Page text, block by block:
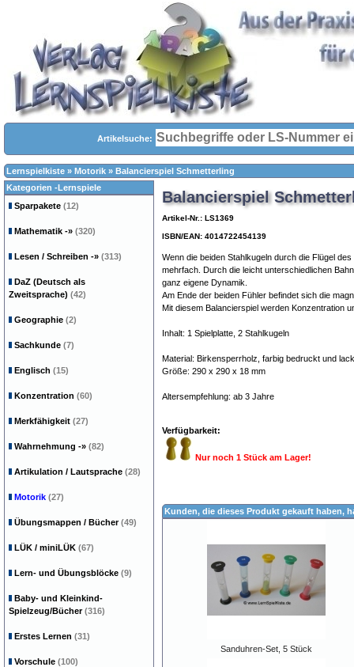
Artikelsuche:
Lernspielkiste » Motorik » Balancierspiel Schmetterling
Balancierspiel
Artikel-Nr.: LS1369
ISBN/EAN: 4014722454139
Wenn die beiden Stahlkugeln durch die Flügel
mehrfach. Durch die leicht unterschiedlichen
ganz eigene Dynamik.
Am Ende der beiden Fühler befindet sich die
Mit diesem Balancierspiel werden Konzentration
Inhalt: 1 Spielplatte, 2 Stahlkugeln
Material: Birkensperrholz, farbig bedruckt und
Größe: 290 x 290 x 18 mm
Altersempfehlung: ab 3 Jahre
Verfügbarkeit:
Nur noch 1 Stück am Lager!
Kunden, die dieses Produkt gekauft haben,
Sanduhren-Set, 5 Stück
Kategorien -Lernspiele
Sparpakete (12)
Mathematik -» (320)
Lesen / Schreiben -» (313)
DaZ (Deutsch als
Zweitsprache) (42)
Geographie (2)
Sachkunde (7)
Englisch (15)
Konzentration (60)
Merkfähigkeit (27)
Wahrnehmung -» (82)
Artikulation / Lautsprache (28)
Motorik (27)
Übungsmappen / Bücher(49)
LÜK / miniLÜK (67)
Lern- und Übungsblöcke (9)
Baby- und Kleinkind-
Spielzeug/Bücher(316)
Erstes Lernen (31)
Vorschule (100)